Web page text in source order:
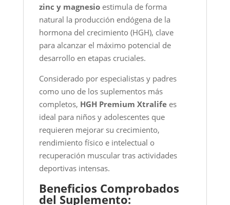
zinc y magnesioestimula de forma
natural la producción endógena de la
hormona del crecimiento (HGH), clave
para alcanzar el máximo potencial de
desarrollo en etapas cruciales.
Considerado por especialistas y padres
como uno de los suplementos más
completos, HGH Premium Xtralifees
ideal para niños y adolescentes que
requieren mejorar su crecimiento,
rendimiento físico e intelectual o
recuperación muscular tras actividades
deportivas intensas.
Beneficios Comprobados
del Suplemento: